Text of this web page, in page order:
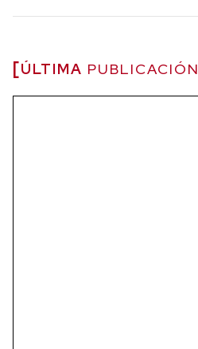
ÚLTIMA PUBLICACIÓN